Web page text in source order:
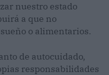
nuestro estado
a que no
o alimentarios.
de autocuidado,
responsabilidades